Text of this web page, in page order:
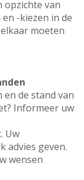
opzichte van
-kiezen in de
moeten
de stand van
Informeer uw
Uw
advies geven.
wensen